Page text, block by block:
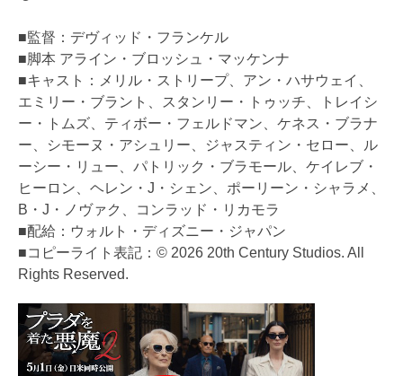
■監督：デヴィッド・フランケル
■脚本 アライン・ブロッシュ・マッケンナ
■キャスト：メリル・ストリープ、アン・ハサウェイ、
エミリー・ブラント、スタンリー・トゥッチ、トレイシ
ー・トムズ、ティボー・フェルドマン、ケネス・ブラナ
ー、シモーヌ・アシュリー、ジャスティン・セロー、ル
ーシー・リュー、パトリック・ブラモール、ケイレブ・
ヒーロン、ヘレン・J・シェン、ポーリーン・シャラメ、
B・J・ノヴァク、コンラッド・リカモラ
■配給：ウォルト・ディズニー・ジャパン
■コピーライト表記：© 2026 20th Century Studios. All
Rights Reserved.